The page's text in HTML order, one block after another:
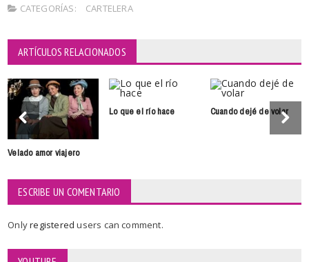
CATEGORÍAS: CARTELERA
ARTÍCULOS RELACIONADOS
Velado amor viajero
Lo que el río hace Cuando dejé de volar
ESCRIBE UN COMENTARIO
Onlyregisteredusers can comment.